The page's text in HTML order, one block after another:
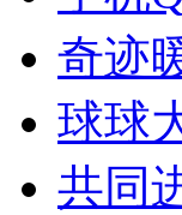
奇迹
球球
共同